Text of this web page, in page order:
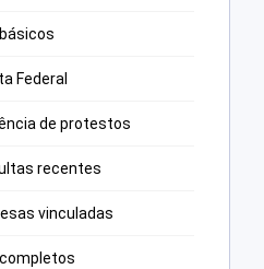
Federal
de protestos
recentes
vinculadas